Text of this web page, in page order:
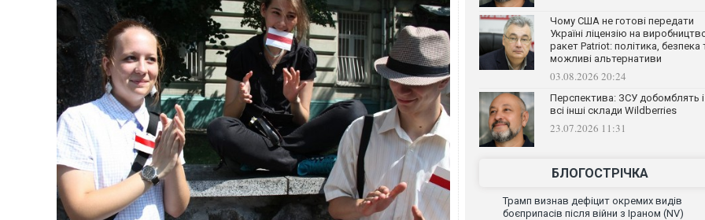
Чому США не готові передати
Україні ліцензію на
ракет Patriot: політика, безпека
можливі альтернативи
03.08.2026 20:24
Перспектива: ЗСУ добомблять і
всі інші склади Wildberries
23.07.2026 11:31
БЛОГОСТРІЧКА
Трамп визнав дефіцит окремих видів
боєприпасів після війни з Іраном (NV)